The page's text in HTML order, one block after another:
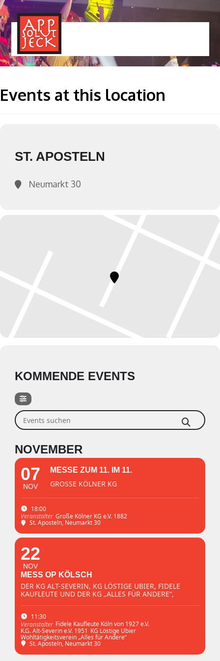
Events at this location
ST. APOSTELN
Neumarkt 30
KOMMENDE EVENTS
Events suchen
NOVEMBER
18:00
Veranstalter Große Kölner KG e.V. 1882
St. Aposteln, Neumarkt 30
07
NOV
MESSE ZUM 11. IM 11.
GROSSE KÖLNER KG
11:30
Veranstalter Fidele Kaufleute Köln von 1927 e.V.
K.G. Alt-Severin e.V. 1951 KG Löstige Ubier
Wohltätigkeitsverein „Alles für Andere“
St. Aposteln, Neumarkt 30
22
NOV
MESS OP KÖLSCH
DER KG ALT-SEVERIN, KG LÖSTIGE UBIER, FIDELE
KAUFLEUTE UND DER KG „ALLES FÜR ANDERE“,